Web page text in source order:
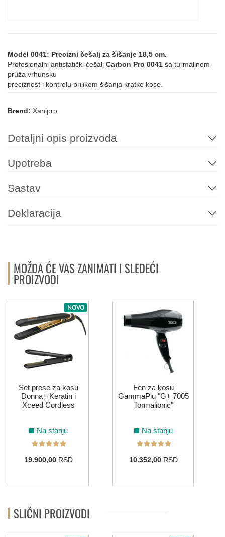
Model 0041: Precizni češalj za šišanje 18,5 cm.
Profesionalni antistatički češalj Carbon Pro 0041 sa turmalinom
pruža vrhunsku
preciznost i kontrolu prilikom šišanja kratke kose.
Brend: Xanipro
Detaljni opis proizvoda
Upotreba
Sastav
Deklaracija
MOŽDA ĆE VAS ZANIMATI I SLEDEĆI
PROIZVODI
NOVO
Set prese za kosu
Donna+ Keratin i
Xceed Cordless
Na stanju
19.900,00RSD
Fen za kosu
GammaPiu "G+ 7005
Tormalionic"
Na stanju
10.352,00RSD
SLIČNI PROIZVODI